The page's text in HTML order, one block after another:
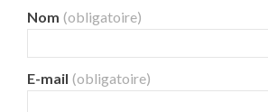
Nom (obligatoire)
E-mail (obligatoire)